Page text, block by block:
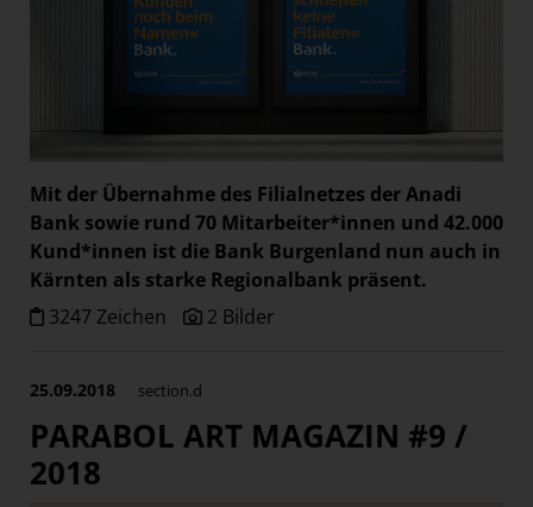
Mit der Übernahme des Filialnetzes der Anadi
Bank sowie rund 70 Mitarbeiter*innen und 42.000
Kund*innen ist die Bank Burgenland nun auch in
Kärnten als starke Regionalbank präsent.
3247 Zeichen
2 Bilder
25.09.2018 section.d
PARABOL ART MAGAZIN #9 /
2018